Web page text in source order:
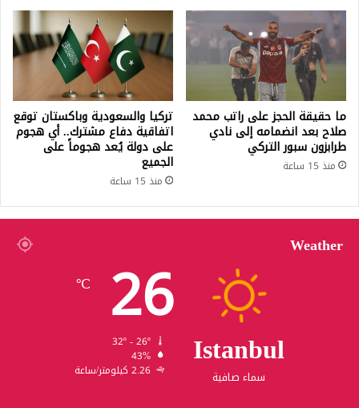
ما حقيقة الحجز على راتب محمد
صلاح بعد انضمامه إلى نادي
طرابزون سبور التركي
منذ 15 ساعة
تركيا والسعودية وباكستان توقع
اتفاقية دفاع مشترك.. أي هجوم
على دولة يُعد هجوماً على
الجميع
منذ 15 ساعة
Weather
Istanbul
سماء صافية
26
℃
43%
2.26 كيلومتر/ساعة